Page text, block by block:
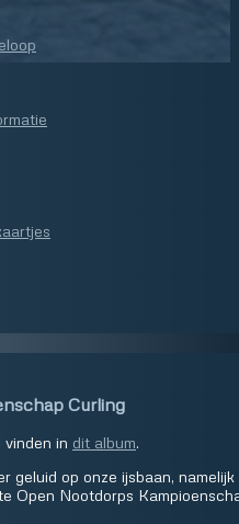
Curling
in dit album.
geluid op onze ijsbaan,
Open Nootdorps